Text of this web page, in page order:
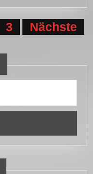
3 Nächste